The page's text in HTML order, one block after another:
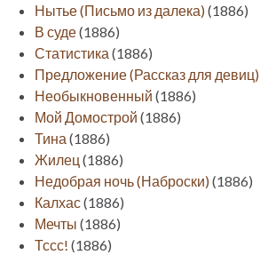
Нытье (Письмо из далека)(1886)
В суде(1886)
Статистика (1886)
Предложение (Рассказ для девиц)
Необыкновенный (1886)
Мой Домострой (1886)
Тина (1886)
Жилец (1886)
Недобрая ночь (Наброски)(1886)
Калхас(1886)
Мечты (1886)
Тссс! (1886)